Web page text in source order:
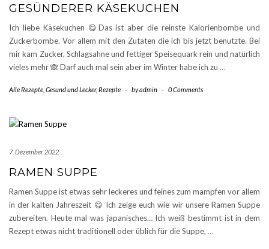
GESÜNDERER KÄSEKUCHEN
Ich liebe Käsekuchen 😋Das ist aber die reinste Kalorienbombe und
Zuckerbombe. Vor allem mit den Zutaten die ich bis jetzt benutzte. Bei
mir kam Zucker, Schlagsahne und fettiger Speisequark rein und natürlich
vieles mehr 🙈 Darf auch mal sein aber im Winter habe ich zu …
Alle Rezepte Gesund und Lecker, Rezepte - byadmin - 0 Comments
7. Dezember 2022
RAMEN SUPPE
Ramen Suppe ist etwas sehr leckeres und feines zum mampfen vor allem
in der kalten Jahreszeit 😋 Ich zeige euch wie wir unsere Ramen Suppe
zubereiten. Heute mal was japanisches… Ich weiß bestimmt ist in dem
Rezept etwas nicht traditionell oder üblich für die Suppe, …